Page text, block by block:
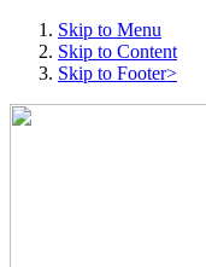
Skip to Menu
Skip to Content
Skip to Footer>